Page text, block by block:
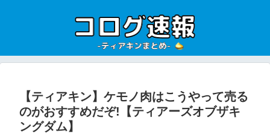
【ティアキン】ケモノ肉はこうやって売る
のがおすすめだぞ!【ティアーズオブザキ
ングダム】